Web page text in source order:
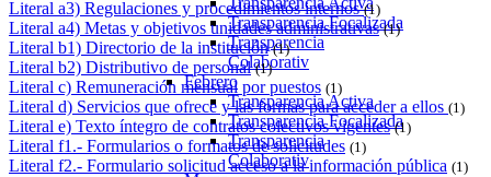
Transparencia Focalizada
Transparencia
Colaborativ
Febrero
Transparencia Activa
Transparencia Focalizada
Transparencia
Colaborativ
Literal a3) Regulaciones y procedimientos internos(1)
Literal a4) Metas y objetivos unidades administrativas (1)
Literal b1) Directorio de la institución (1)
Literal b2) Distributivo de personal (1)
Literal c) Remuneración mensual por puestos (1)
Literal d) Servicios que ofrece y las formas para acceder a ellos (1)
Literal e) Texto íntegro de contratos colectivos vigentes (1)
Literal f1.- Formularios o formatos de solicitudes (1)
Literal f2.- Formulario solicitud acceso a la información pública (1)